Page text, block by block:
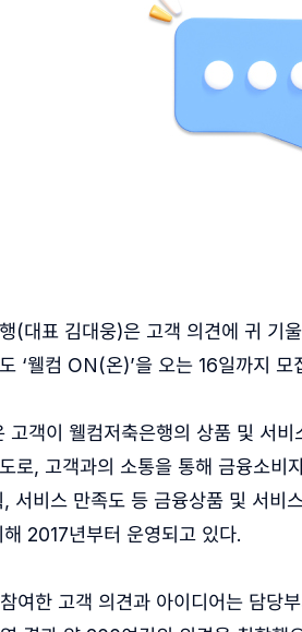
(대표 김대웅)은 고객 의견에 귀 기
‘웰컴 ON(온)’을 오는 16일까지 모
고객이 웰컴저축은행의 상품 및 서
로, 고객과의 소통을 통해 금융소비
서비스 만족도 등 금융상품 및 서비
2017년부터 운영되고 있다.
여한 고객 의견과 아이디어는 담당